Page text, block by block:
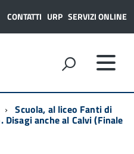
CONTATTI URP SERVIZI ONLINE
Scuola, al liceo Fanti di
anche al Calvi (Finale